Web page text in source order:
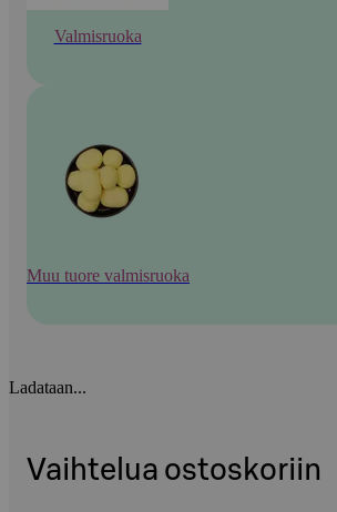
Valmisruoka
Muu tuore valmisruoka
Ladataan...
Vaihtelua ostoskoriin